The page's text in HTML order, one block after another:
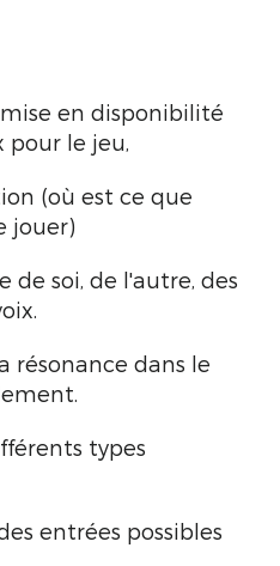
en disponibilité
pour le jeu,
(où est ce que
jouer)
de soi, de l'autre, des
résonance dans le
types
entrées possibles